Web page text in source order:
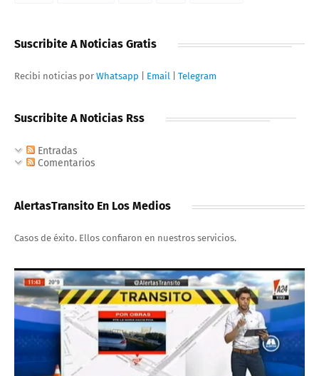
Suscribite A Noticias Gratis
Recibi noticias por Whatsapp Email Telegram
Suscribite A Noticias Rss
Entradas
Comentarios
AlertasTransito En Los Medios
Casos de éxito. Ellos confiaron en nuestros servicios.